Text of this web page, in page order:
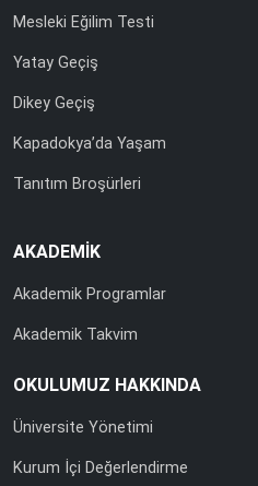
Mesleki Eğilim Testi
Yatay Geçiş
Dikey Geçiş
Kapadokya’da Yaşam
Tanıtım Broşürleri
AKADEMİK
Akademik Programlar
Akademik Takvim
OKULUMUZ HAKKINDA
Üniversite Yönetimi
Kurum İçi Değerlendirme